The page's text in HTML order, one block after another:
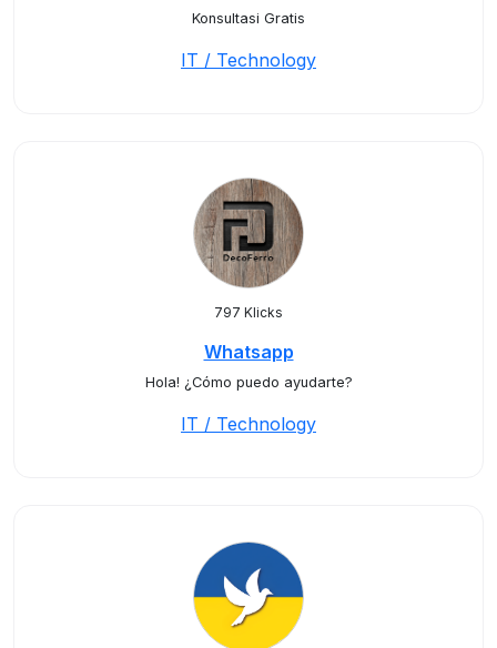
Konsultasi Gratis
IT / Technology
797 Klicks
Whatsapp
Hola! ¿Cómo puedo ayudarte?
IT / Technology